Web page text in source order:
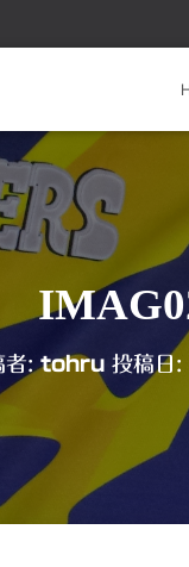
者:tohru 投稿日: